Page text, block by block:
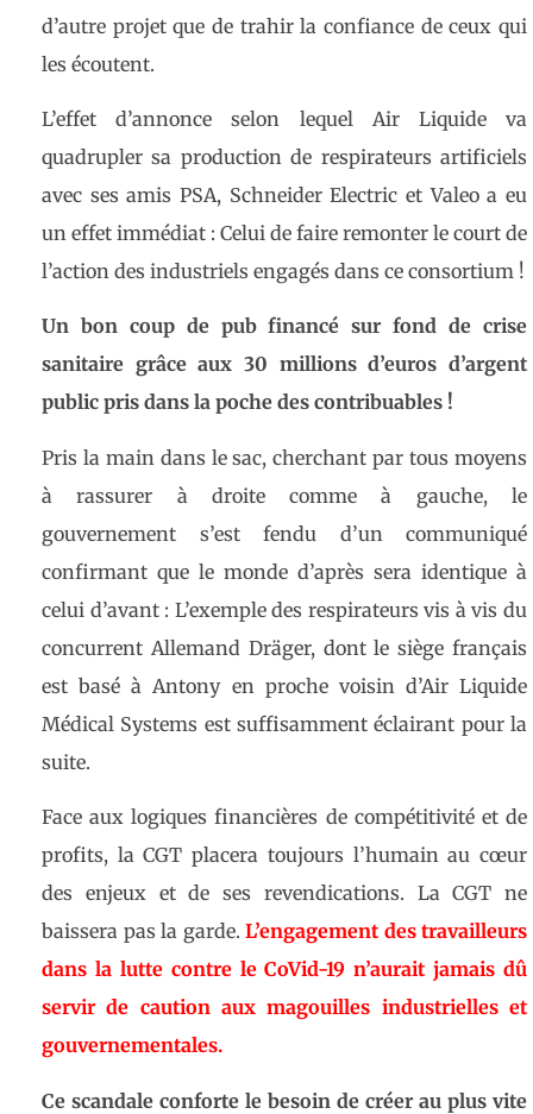
d’autre projet que de trahir la confiance de ceux qui
les écoutent.
L’effet d’annonce selon lequel Air Liquide va
quadrupler sa production de respirateurs artificiels
avec ses amis PSA, Schneider Electric et Valeo a eu
un effet immédiat : Celui de faire remonter le court de
l’action des industriels engagés dans ce consortium !
Un bon coup de pub financé sur fond de crise
sanitaire grâce aux 30 millions d’euros d’argent
public pris dans la poche des contribuables !
Pris la main dans le sac, cherchant par tous moyens
à rassurer à droite comme à gauche, le
gouvernement s’est fendu d’un communiqué
confirmant que le monde d’après sera identique à
celui d’avant : L’exemple des respirateurs vis à vis du
concurrent Allemand Dräger, dont le siège français
est basé à Antony en proche voisin d’Air Liquide
Médical Systems est suffisamment éclairant pour la
suite.
Face aux logiques financières de compétitivité et de
profits, la CGT placera toujours l’humain au cœur
des enjeux et de ses revendications. La CGT ne
baissera pas la garde. L’engagement des travailleurs
dans la lutte contre le CoVid-19 n’aurait jamais dû
servir de caution aux magouilles industrielles et
gouvernementales.
Ce scandale conforte le besoin de créer au plus vite